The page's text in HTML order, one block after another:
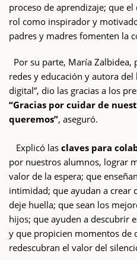
proceso de aprendizaje; que
rol como inspirador y
padres y madres fomenten la
Por su parte, María Zalbidea,
redes y educación y autora del
digital”, dio las gracias a los
“Gracias por cuidar de
queremos”, aseguró.
Explicó las claves para
por nuestros alumnos, lograr
valor de la espera; que
intimidad; que ayudan a crear
deje huella; que sean los
hijos; que ayuden a descubrir
y que propicien momentos de
redescubran el valor del